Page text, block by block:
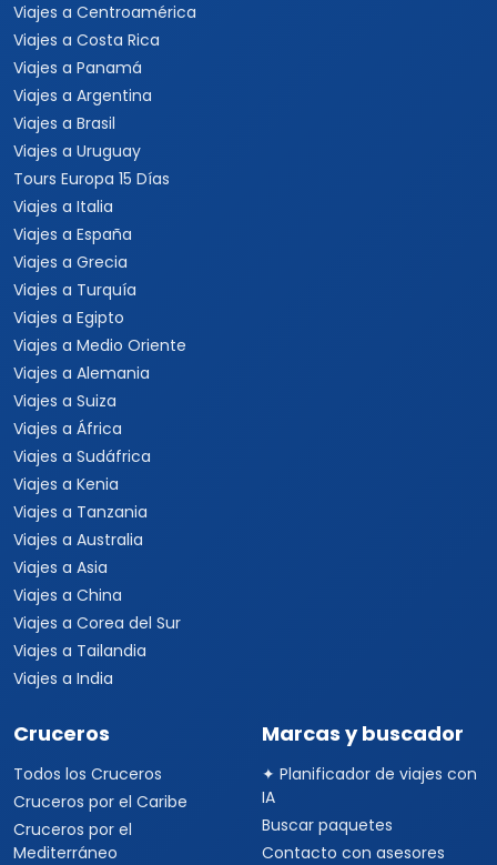
Viajes a Centroamérica
Viajes a Costa Rica
Viajes a Panamá
Viajes a Argentina
Viajes a Brasil
Viajes a Uruguay
Tours Europa 15 Días
Viajes a Italia
Viajes a España
Viajes a Grecia
Viajes a Turquía
Viajes a Egipto
Viajes a Medio Oriente
Viajes a Alemania
Viajes a Suiza
Viajes a África
Viajes a Sudáfrica
Viajes a Kenia
Viajes a Tanzania
Viajes a Australia
Viajes a Asia
Viajes a China
Viajes a Corea del Sur
Viajes a Tailandia
Viajes a India
Cruceros
Todos los Cruceros
Cruceros por el Caribe
Cruceros por el
Mediterráneo
Marcas y buscador
✦ Planificador de viajes con
IA
Buscar paquetes
Contacto con asesores